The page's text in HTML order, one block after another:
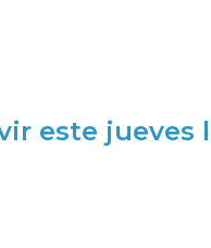
este jueves